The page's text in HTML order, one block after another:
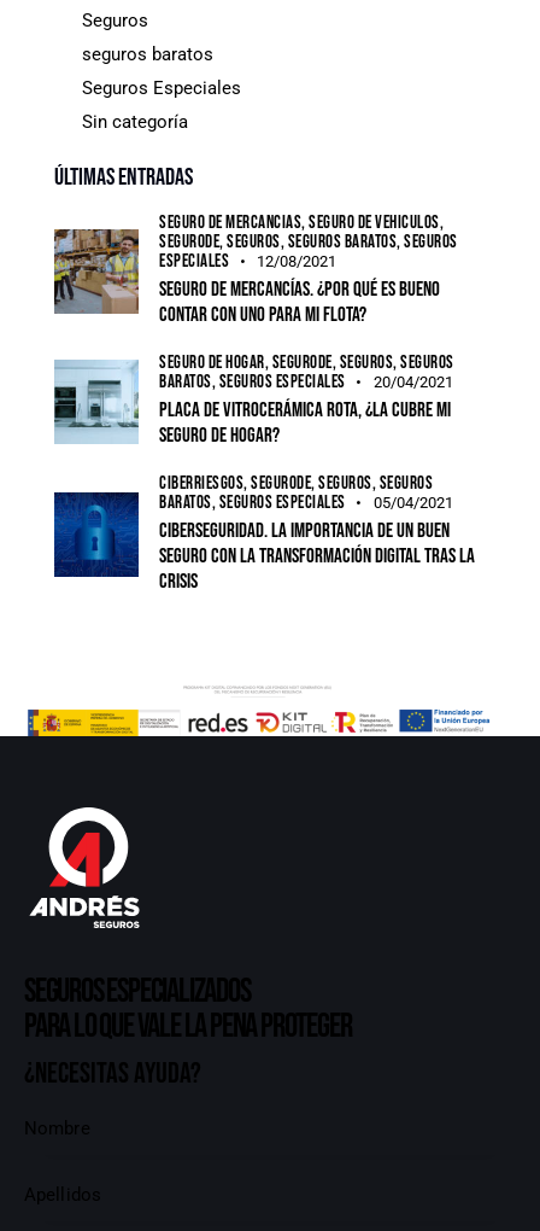
Seguros
seguros baratos
Seguros Especiales
Sin categoría
Últimas entradas
SEGURO DE MERCANCÍAS,SEGURO DE VEHÍCULOS,
SEGURODE,SEGUROS,SEGUROS BARATOS,SEGUROS
ESPECIALES
12/08/2021
Seguro de mercancías. ¿Por qué es bueno
contar con uno para mi flota?
SEGURO DE HOGAR,SEGURODE,SEGUROS,SEGUROS
BARATOS,SEGUROS ESPECIALES 20/04/2021
Placa de vitrocerámica rota, ¿la cubre mi
seguro de hogar?
CIBERRIESGOS,SEGURODE,SEGUROS,SEGUROS
BARATOS,SEGUROS ESPECIALES 05/04/2021
Ciberseguridad. La importancia de un buen
seguro con la transformación digital tras la
crisis
Seguros especializados
para lo que vale la pena proteger
¿Necesitas ayuda?